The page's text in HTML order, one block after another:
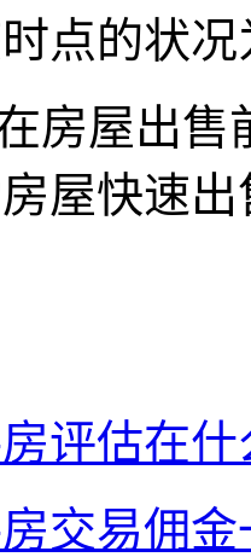
点的状况
房屋出售
屋快速
评估在
交易佣